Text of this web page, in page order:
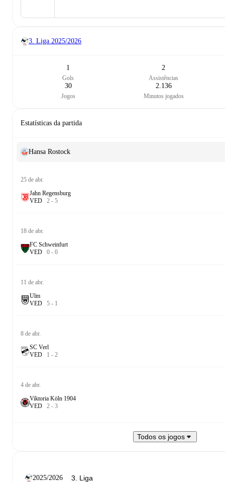
3. Liga 2025/2026
1
Gols
2
Assistências
30
Jogos
2.136
Minutos jogados
Estatísticas da partida
Hansa Rostock
25 de abr.
Jahn Regensburg
VED 2 - 5
18 de abr.
FC Schweinfurt
VED 0 - 0
11 de abr.
Ulm
VED 5 - 1
8 de abr.
SC Verl
VED 1 - 2
4 de abr.
Viktoria Köln 1904
VED 2 - 3
Todos os jogos
2025/2026